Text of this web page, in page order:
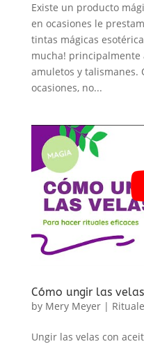
Existe un producto
en ocasiones le
tintas mágicas
mucha! principalmente
amuletos y talismanes.
ocasiones, no...
Cómo ungir las
by Mery Meyer|
Ungir las velas con